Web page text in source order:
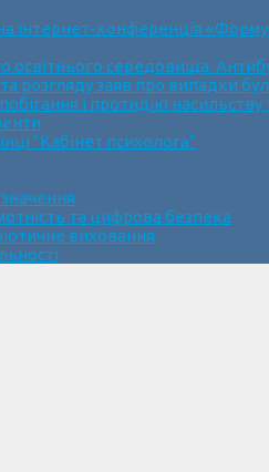
інтернет-конференція
освітнього середовища.
розгляду заяв про випадки
і протидію
“Кабінет психолога”
та цифрова безпека
виховання